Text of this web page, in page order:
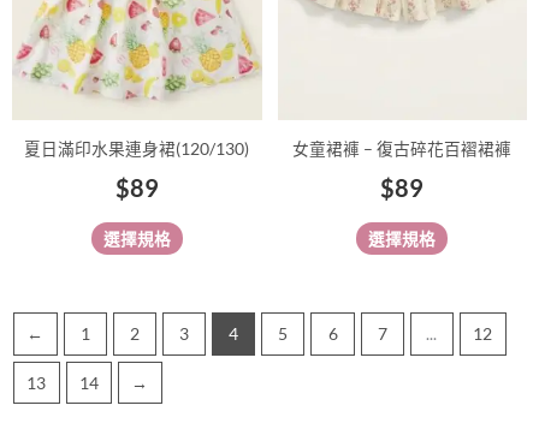
夏日滿印水果連身裙(120/130)
$89
選擇規格
式。
可
在
產
頁
面
選
擇
項
女童裙褲 – 復古碎花百褶裙褲
$89
選擇規格
式。
頁
面
選
擇
項
←
1 2 3 4 5 6 7 ... 12
13 14 →